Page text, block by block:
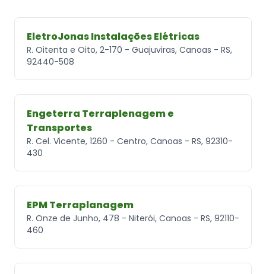
EletroJonas Instalações Elétricas
R. Oitenta e Oito, 2-170 - Guajuviras, Canoas - RS,
92440-508
Engeterra Terraplenagem e
Transportes
R. Cel. Vicente, 1260 - Centro, Canoas - RS, 92310-
430
EPM Terraplanagem
R. Onze de Junho, 478 - Niterói, Canoas - RS, 92110-
460